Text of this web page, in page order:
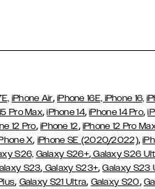
iPhone Air, iPhone 16E, iPhone 16,
Pro Max,iPhone 14,iPhone 14 Pro,
12 Pro, iPhone 12, iPhone 12 Pro
X, iPhone SE (2020/2022),
S26, Galaxy S26+,Galaxy S26
S23, Galaxy S23+,Galaxy S23
, Galaxy S21 Ultra, Galaxy S20,